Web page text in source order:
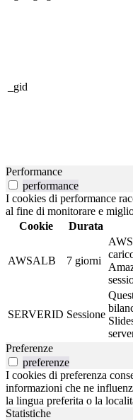
_gid
Performance
performance
I cookies di performance
al fine di monitorare e
Cookie
Durata
AWSALB 7 giorni
SERVERID Sessione
Preferenze
preferenze
I cookies di preferenza
informazioni che ne
la lingua preferita o la
Statistiche